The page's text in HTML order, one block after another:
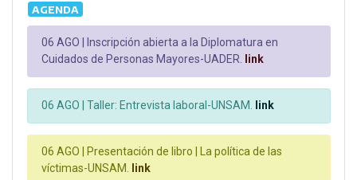
AGENDA
06 AGO |
Inscripción abierta a la Diplomatura en
Cuidados de Personas Mayores-UADER. link
06 AGO | Taller: Entrevista laboral-UNSAM. link
06 AGO |
Presentación de libro | La política de las
víctimas-UNSAM. link